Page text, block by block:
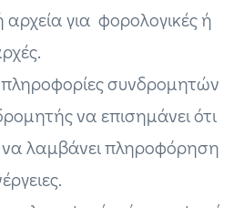
για φορολογικές ή
συνδρομητών
να επισημάνει ότι
να λαμβάνει πληροφόρηση